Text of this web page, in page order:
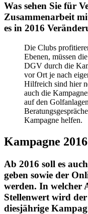
Was sehen Sie für
Zusammenarbeit
es in 2016
Die Clubs
Ebenen, müssen
DGV durch die
vor Ort je nach
Hilfreich sind hier
auch die
auf den
Kampagne helfen.
Kampagne 2016
Ab 2016 soll es
geben sowie der
werden. In welcher
Stellenwert wird
diesjährige